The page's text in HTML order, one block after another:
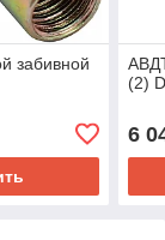
забивной
(2)
6